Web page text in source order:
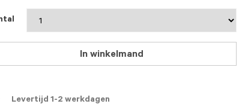
In winkelmand
Levertijd 1-2 werkdagen